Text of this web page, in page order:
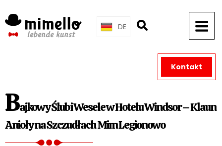
to
content
DE
Bajkowy Ślub i Wesele w Hotelu Windsor – Klaun
Anioły na Szczudłach Mim Legionowo
Kontakt